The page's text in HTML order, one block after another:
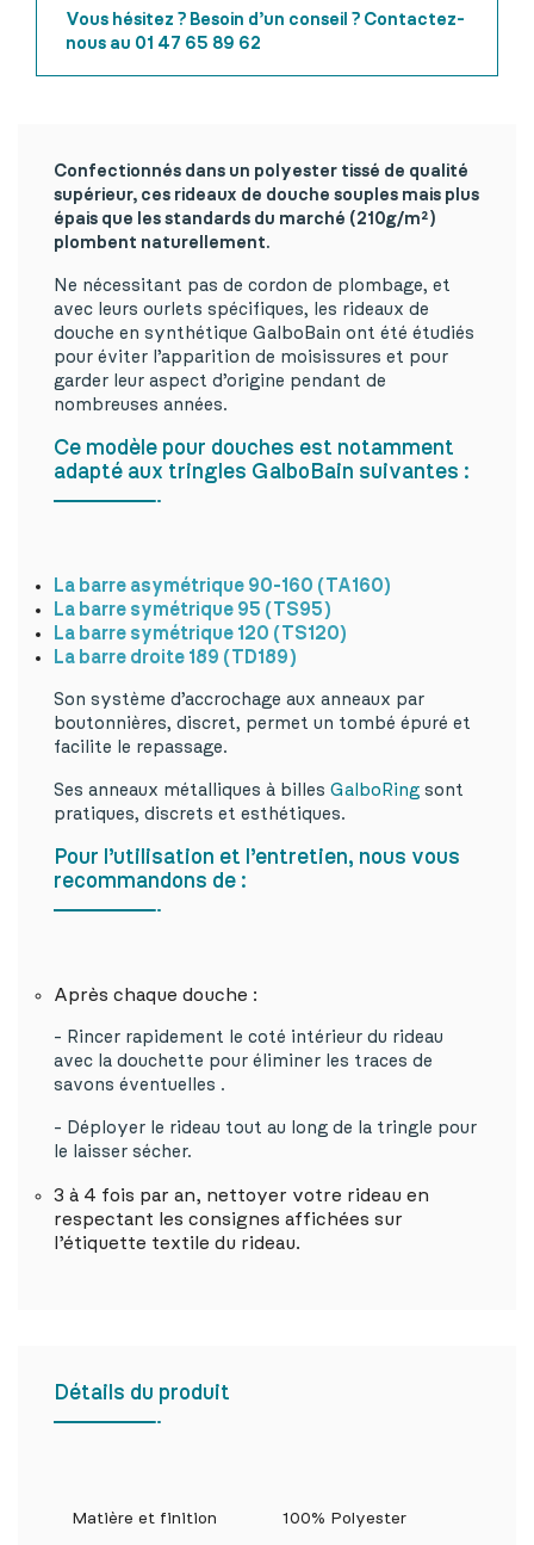
Vous hésitez ? Besoin d’un conseil ? Contactez-
nous au 01 47 65 89 62
Confectionnés dans un polyester tissé de qualité
supérieur, ces rideaux de douche souples mais plus
épais que les standards du marché (210g/m²)
plombent naturellement.
Ne nécessitant pas de cordon de plombage, et
avec leurs ourlets spécifiques, les rideaux de
douche en synthétique GalboBain ont été étudiés
pour éviter l’apparition de moisissures et pour
garder leur aspect d’origine pendant de
nombreuses années.
Ce modèle pour douches est notamment
adapté aux tringles GalboBain suivantes :
La barre asymétrique 90-160 (TA160)
La barre symétrique 95 (TS95)
La barre symétrique 120 (TS120)
La barre droite 189 (TD189)
Son système d’accrochage aux anneaux par
boutonnières, discret, permet un tombé épuré et
facilite le repassage.
Ses anneaux métalliques à billes GalboRing sont
pratiques, discrets et esthétiques.
Pour l’utilisation et l’entretien, nous vous
recommandons de :
Après chaque douche :
- Rincer rapidement le coté intérieur du rideau
avec la douchette pour éliminer les traces de
savons éventuelles .
- Déployer le rideau tout au long de la tringle pour
le laisser sécher.
3 à 4 fois par an, nettoyer votre rideau en
respectant les consignes affichées sur
l’étiquette textile du rideau.
Détails du produit
Matière et finition 100% Polyester